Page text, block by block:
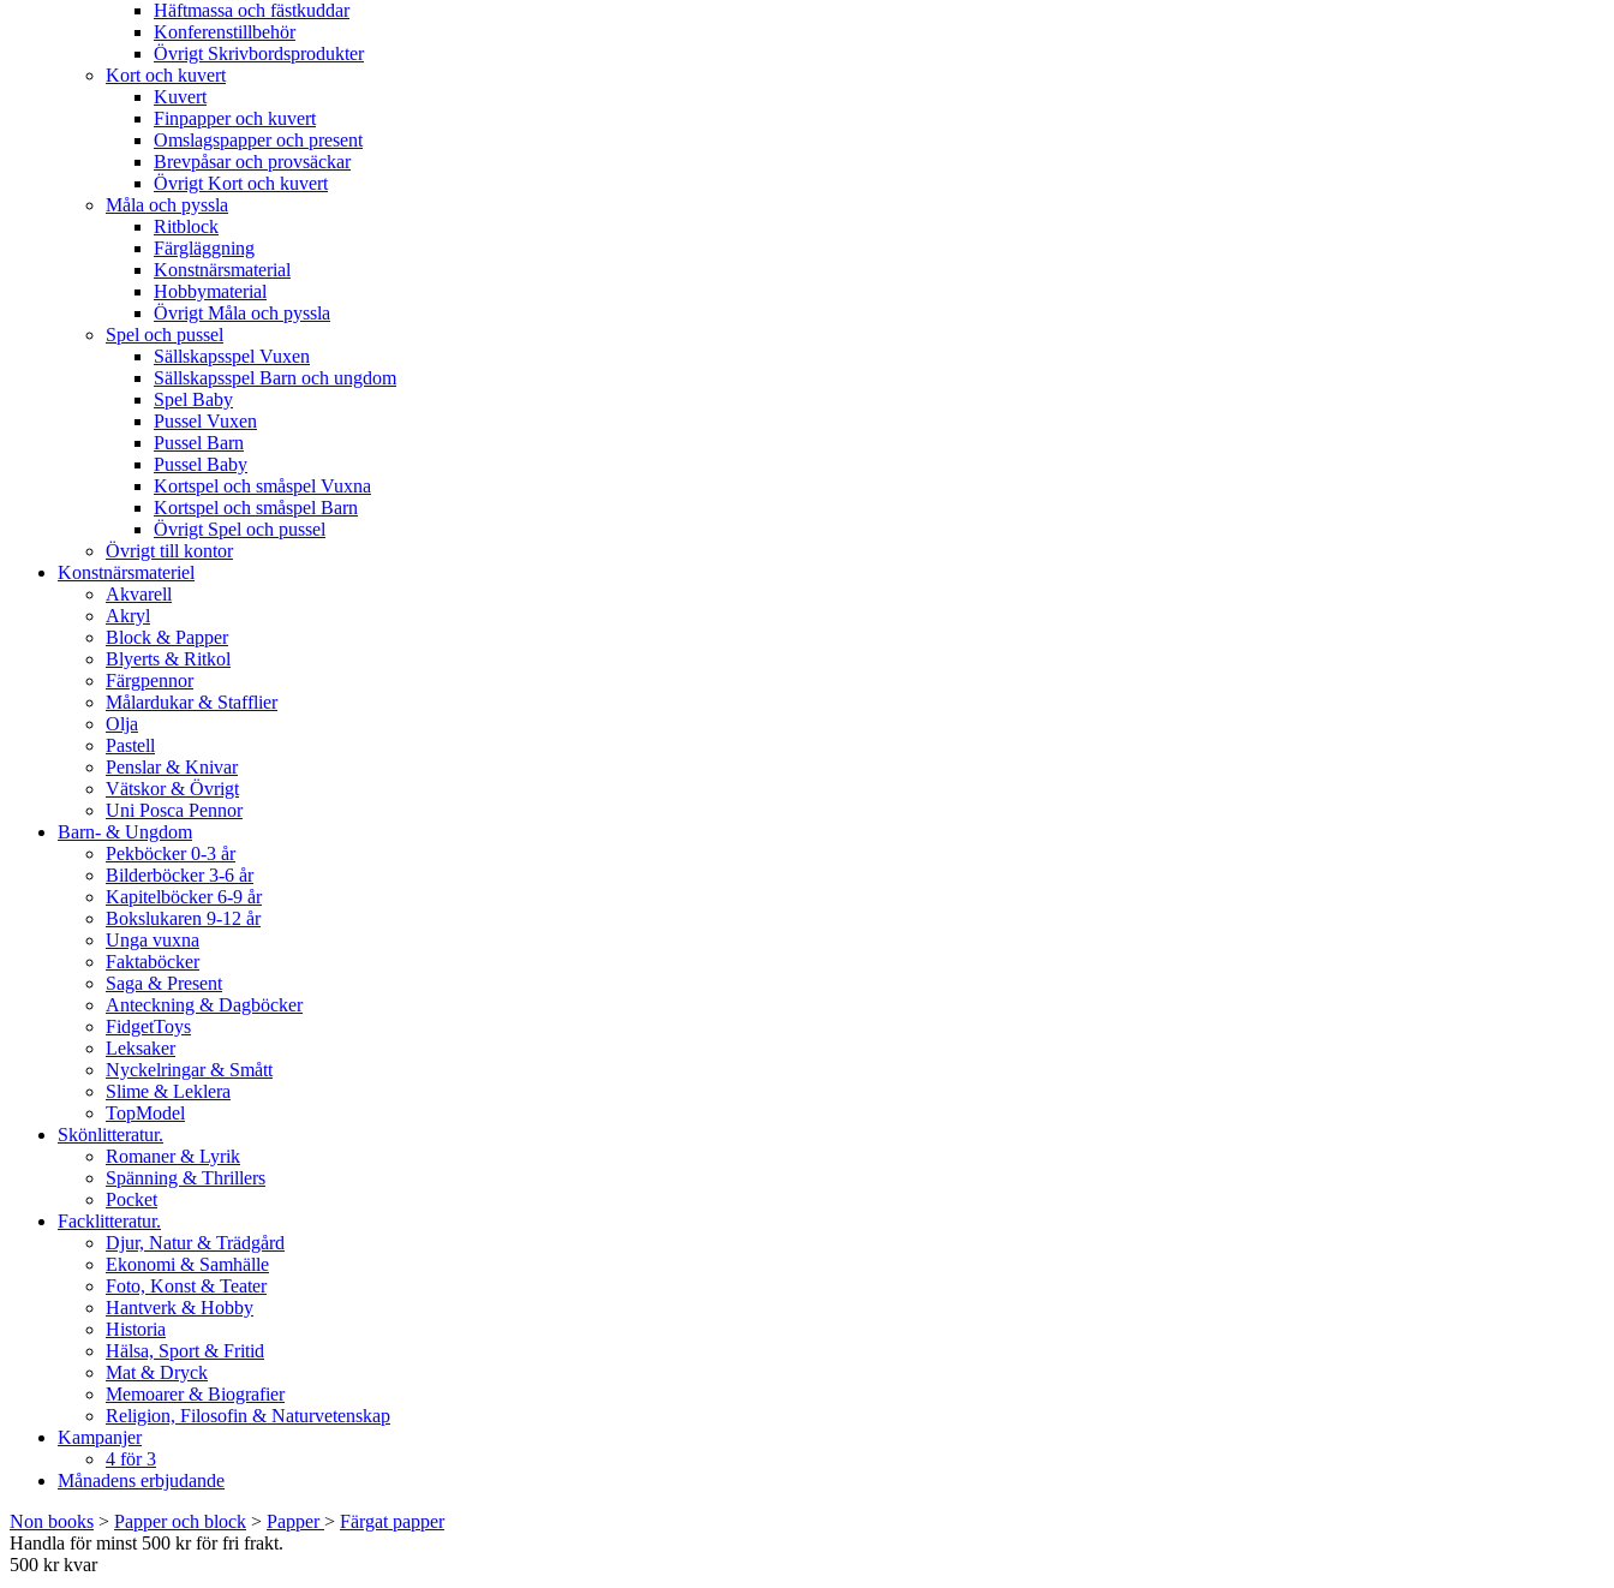
Häftmassa och fästkuddar
Konferenstillbehör
Övrigt Skrivbordsprodukter
Kort och kuvert
Kuvert
Finpapper och kuvert
Omslagspapper och present
Brevpåsar och provsäckar
Övrigt Kort och kuvert
Måla och pyssla
Ritblock
Färgläggning
Konstnärsmaterial
Hobbymaterial
Övrigt Måla och pyssla
Spel och pussel
Sällskapsspel Vuxen
Sällskapsspel Barn och ungdom
Spel Baby
Pussel Vuxen
Pussel Barn
Pussel Baby
Kortspel och småspel Vuxna
Kortspel och småspel Barn
Övrigt Spel och pussel
Övrigt till kontor
Konstnärsmateriel
Akvarell
Akryl
Block & Papper
Blyerts & Ritkol
Färgpennor
Målardukar & Stafflier
Olja
Pastell
Penslar & Knivar
Vätskor & Övrigt
Uni Posca Pennor
Barn- & Ungdom
Pekböcker 0-3 år
Bilderböcker 3-6 år
Kapitelböcker 6-9 år
Bokslukaren 9-12 år
Unga vuxna
Faktaböcker
Saga & Present
Anteckning & Dagböcker
FidgetToys
Leksaker
Nyckelringar & Smått
Slime & Leklera
TopModel
Skönlitteratur.
Romaner & Lyrik
Spänning & Thrillers
Pocket
Facklitteratur.
Djur, Natur & Trädgård
Ekonomi & Samhälle
Foto, Konst & Teater
Hantverk & Hobby
Historia
Hälsa, Sport & Fritid
Mat & Dryck
Memoarer & Biografier
Religion, Filosofin & Naturvetenskap
Kampanjer
4 för 3
Månadens erbjudande
Non books > Papper och block > Papper> Färgat papper
Handla för minst 500 kr för fri frakt.
500 kr kvar